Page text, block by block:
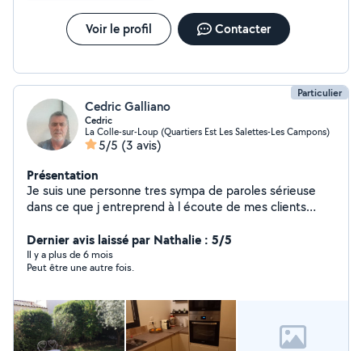
Voir le profil Contacter
Particulier
Cedric Galliano
Cedric
La Colle-sur-Loup (Quartiers Est Les Salettes-Les Campons)
5/5 (3 avis)
Présentation
Je suis une personne tres sympa de paroles sérieuse
dans ce que j entreprend à l écoute de mes clients
bonne main pour bricolage et peinture aux plaisirs de
vous rencontrer
Dernier avis laissé par Nathalie : 5/5
Il y a plus de 6 mois
Peut être une autre fois.